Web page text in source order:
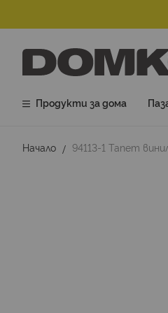
Продукти за дома
Начало
94113-1 Тапет